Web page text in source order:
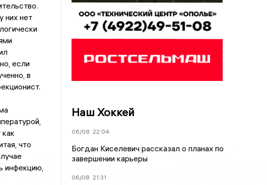
них нет
если
в
что
инфекцию,
Наш Хоккей
06/08 22:04
Богдан Киселевич рассказал о планах по
завершении карьеры
06/08 21:31